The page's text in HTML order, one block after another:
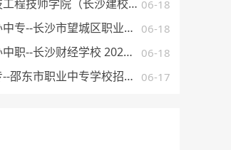
06-18
湖南科技工程技师学院（长沙建校）2025年招生简章
06-18
湖南公办中专--长沙市望城区职业中等专业学校 2025 年招生简章
06-18
湖南公办中职--长沙财经学校 2025 年招生简章
06-17
公办中专--邵东市职业中专学校招生简章（2025 年）